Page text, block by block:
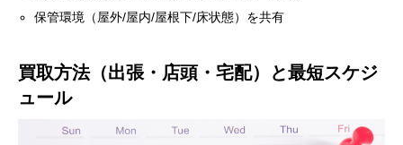
保管環境（屋外/屋内/屋根下/床状態）を共有
買取方法（出張・店頭・宅配）と最短スケジ
ュール